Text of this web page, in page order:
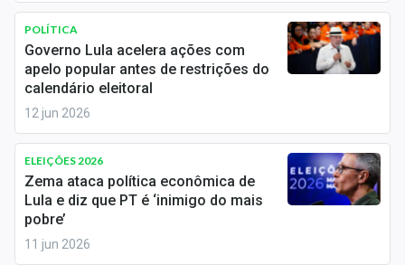
Política
Colunas
Internacional
Marketing
Tecnologia
POLÍTICA
Governo Lula acelera ações com
apelo popular antes de restrições do
calendário eleitoral
12 jun 2026
ELEIÇÕES 2026
Zema ataca política econômica de
Lula e diz que PT é ‘inimigo do mais
pobre’
11 jun 2026